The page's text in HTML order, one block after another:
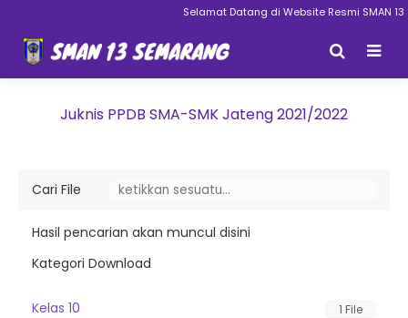
Selamat Datang di Website Resmi SMAN 13
Juknis PPDB SMA-SMK Jateng 2021/2022
Cari File
Hasil pencarian akan muncul disini
Kategori Download
Kelas 10 1 File